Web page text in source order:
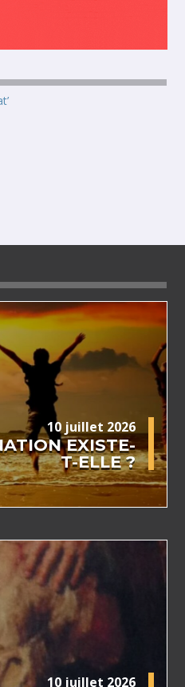
10 juillet 2026
EXISTE-
T-ELLE ?
10 juillet 2026